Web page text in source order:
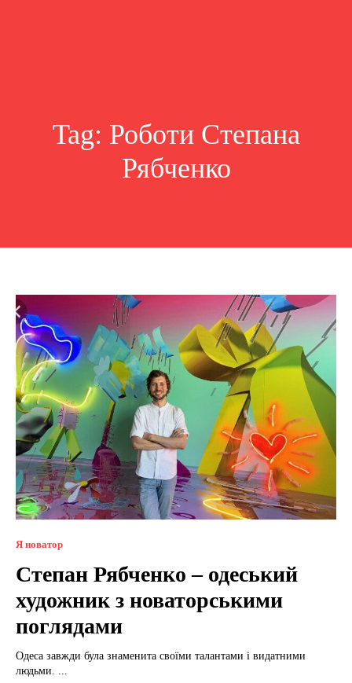
Tag: Роботи Степана
Рябченко
Я новатор
Степан Рябченко – одеський
художник з новаторськими
поглядами
Одеса завжди була знаменита своїми талантами і видатними
людьми. ...